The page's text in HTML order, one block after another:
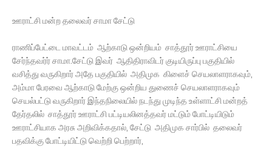
ஊராட்சி மன்ற தலைவர் சாமா சேட்டு
ராணிப்பேட்டை மாவட்டம் ஆற்காடு ஒன்றியம் சாத்தூர் ஊராட்சியை
சேர்ந்தவர்ர் சாமா.சேட்டு இவர் ஆதிதிராவிடர் குடியிருப்பு பகுதியில்
வசித்து வருகிறார் அதே பகுதியில் அதிமுக கிளைச் செயலாளராகவும்,
அம்மா பேரவை ஆற்காடு மேற்கு ஒன்றிய துணைச் செயலாளராகவும்
செயல்பட்டு வருகிறார் இந்தநிலையில் நடந்து முடிந்த உள்ளாட்சி மன்றத்
தேர்தலில் சாத்தூர் ஊராட்சி பட்டியலினத்தவர் மட்டும் போட்டியிடும்
ஊராட்சியாக அரசு அறிவிக்கதால், சேட்டு அதிமுக சார்பில் தலைவர்
பதவிக்கு போட்டியிட்டு வெற்றி பெற்றார்,